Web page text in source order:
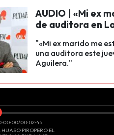
AUDIO | «Mi ex
de auditora en
"«Mi ex marido me
una auditora este
Aguilera."